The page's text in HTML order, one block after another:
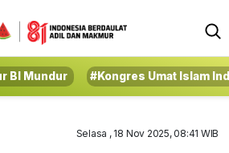
BI Mundur #Kongres Umat Islam
Selasa , 18 Nov 2025, 08:41 WIB